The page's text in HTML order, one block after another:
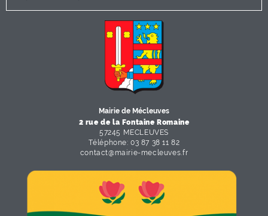
Mairie de Mécleuves
2 rue de la Fontaine Romaine
57245 MECLEUVES
Téléphone: 03 87 38 11 82
contact@mairie-mecleuves.fr